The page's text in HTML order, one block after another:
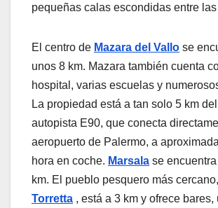
pequeñas calas escondidas entre las
El centro de Mazara del Vallo se
unos 8 km. Mazara también cuenta
hospital, varias escuelas y
La propiedad está a tan solo 5 km
autopista E90, que conecta
aeropuerto de Palermo, a
hora en coche. Marsala se
km. El pueblo pesquero más cercano,
Torretta , está a 3 km y ofrece bares,